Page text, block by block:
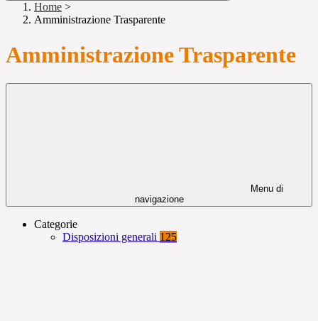
Home >
Amministrazione Trasparente
Amministrazione Trasparente
Menu di
navigazione
Categorie
Disposizioni generali 125